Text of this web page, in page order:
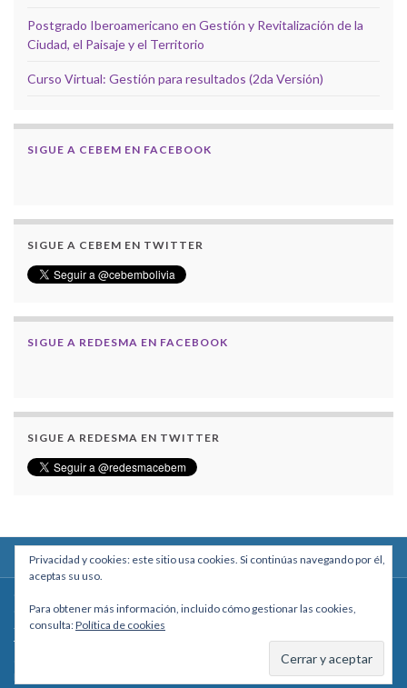
Postgrado Iberoamericano en Gestión y Revitalización de la
Ciudad, el Paisaje y el Territorio
Curso Virtual: Gestión para resultados (2da Versión)
SIGUE A CEBEM EN FACEBOOK
SIGUE A CEBEM EN TWITTER
SIGUE A REDESMA EN FACEBOOK
SIGUE A REDESMA EN TWITTER
Calle Macario Pinilla # 2588 esq. Av. Arce, Edificio Arcadia, Mezzanine, Of. 101
- La Paz, Bolivia
Teléfono: +591 2431818 - Celular: +591 73027636
Privacidad y cookies: este sitio usa cookies. Si continúas navegando por él,
aceptas su uso.
Para obtener más información, incluido cómo gestionar las cookies,
consulta:Política de cookies